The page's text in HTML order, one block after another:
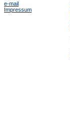
e-mail
Impressum